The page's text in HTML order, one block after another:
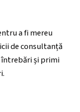
a fi mereu
de consultanță
și primi